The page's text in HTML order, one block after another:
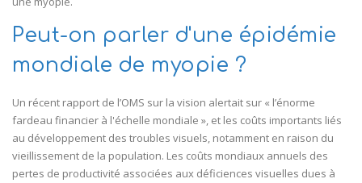
Peut-on parler d'une épidémie
mondiale de myopie ?
Un récent rapport de l’OMS sur la vision alertait sur « l’énorme
fardeau financier à l'échelle mondiale », et les coûts importants liés
au développement des troubles visuels, notamment en raison du
vieillissement de la population. Les coûts mondiaux annuels des
pertes de productivité associées aux déficiences visuelles dues à